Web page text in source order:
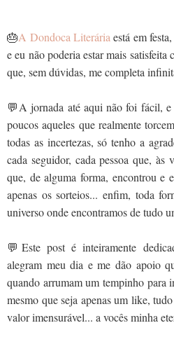
🎂A Dondoca Literáriaestá em
e eu não poderia estar mais satisfeita
que, sem dúvidas, me completa
💬A jornada até aqui não foi fácil, e
poucos aqueles que realmente
todas as incertezas, só tenho a
cada seguidor, cada pessoa que, às
que, de alguma forma, encontrou e
apenas os sorteios... enfim, toda
universo onde encontramos de tudo
💬Este post é inteiramente
alegram meu dia e me dão apoio
quando arrumam um tempinho para
mesmo que seja apenas um like,
valor imensurável... a vocês minha